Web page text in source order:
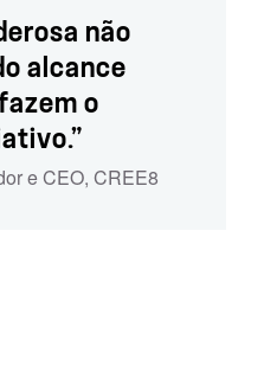
não
alcance
o
e CEO, CREE8